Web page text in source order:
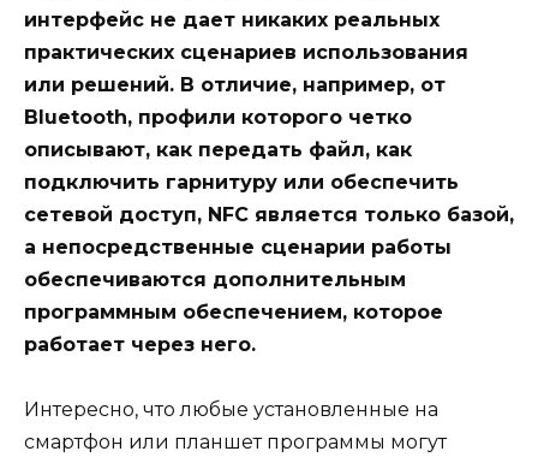
интерфейс не дает никаких реальных
практических сценариев использования
или решений. В отличие, например, от
Bluetooth, профили которого четко
описывают, как передать файл, как
подключить гарнитуру или обеспечить
сетевой доступ, NFC является только базой,
а непосредственные сценарии работы
обеспечиваются дополнительным
программным обеспечением, которое
работает через него.
Интересно, что любые установленные на
смартфон или планшет программы могут